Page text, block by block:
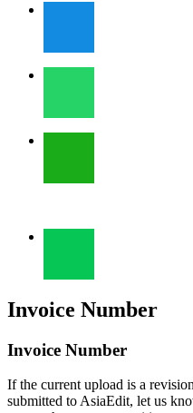
Invoice Number
Invoice Number
If the current upload is a
submitted to AsiaEdit, let us